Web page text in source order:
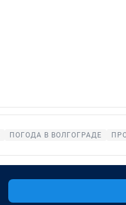
ПОГОДА В ВОЛГОГРАДЕ